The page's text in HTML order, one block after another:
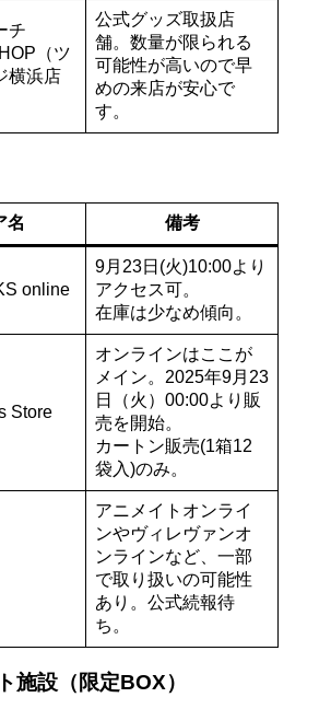
チ
（ツ
横浜店
公式グッズ取扱店
舗。数量が限られる
可能性が高いので早
めの来店が安心で
す。
名 備考
online
9月23日(火)10:00より
アクセス可。
在庫は少なめ傾向。
Store
オンラインはここが
メイン。2025年9月23
日（火）00:00より販
売を開始。
カートン販売(1箱12
袋入)のみ。
アニメイトオンライ
ンやヴィレヴァンオ
ンラインなど、一部
で取り扱いの可能性
あり。公式続報待
ち。
施設（限定BOX）